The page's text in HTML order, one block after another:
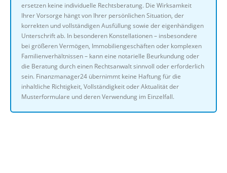
ersetzen keine individuelle Rechtsberatung. Die Wirksamkeit
Ihrer Vorsorge hängt von Ihrer persönlichen Situation, der
korrekten und vollständigen Ausfüllung sowie der eigenhändigen
Unterschrift ab. In besonderen Konstellationen – insbesondere
bei größeren Vermögen, Immobiliengeschäften oder komplexen
Familienverhältnissen – kann eine notarielle Beurkundung oder
die Beratung durch einen Rechtsanwalt sinnvoll oder erforderlich
sein. Finanzmanager24 übernimmt keine Haftung für die
inhaltliche Richtigkeit, Vollständigkeit oder Aktualität der
Musterformulare und deren Verwendung im Einzelfall.